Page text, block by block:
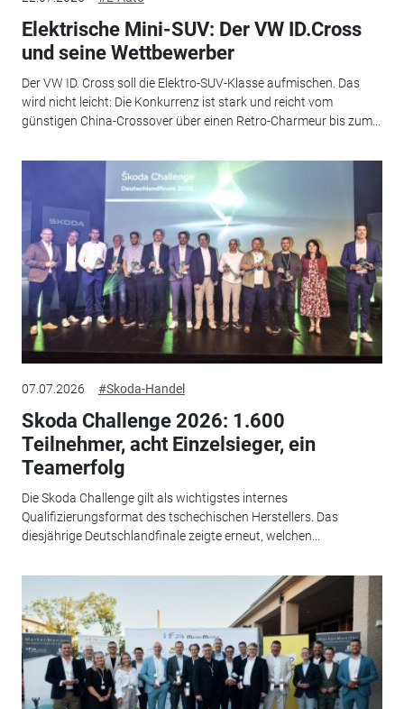
Elektrische Mini-SUV: Der VW ID.Cross
und seine Wettbewerber
Der VW ID. Cross soll die Elektro-SUV-Klasse aufmischen. Das
wird nicht leicht: Die Konkurrenz ist stark und reicht vom
günstigen China-Crossover über einen Retro-Charmeur bis zum...
07.07.2026 #Skoda-Handel
Skoda Challenge 2026: 1.600
Teilnehmer, acht Einzelsieger, ein
Teamerfolg
Die Skoda Challenge gilt als wichtigstes internes
Qualifizierungsformat des tschechischen Herstellers. Das
diesjährige Deutschlandfinale zeigte erneut, welchen...